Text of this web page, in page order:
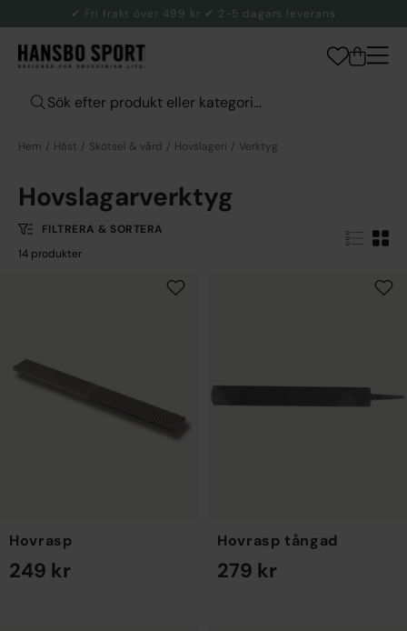
✔ Fri frakt över 499 kr ✔ 2-5 dagars leverans
Hem Häst Skötsel & vård Hovslageri Verktyg
Hovslagarverktyg
FILTRERA & SORTERA
14 produkter
Hovrasp
249 kr
Hovrasp tångad
279 kr